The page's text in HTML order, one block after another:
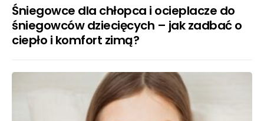
Śniegowce dla chłopca i ocieplacze do
śniegowców dziecięcych – jak zadbać o
ciepło i komfort zimą?